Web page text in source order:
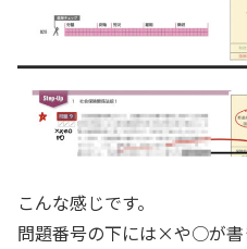
こんな感じです。
問題番号の下には×や○が書